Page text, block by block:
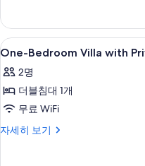
영
장
사
진
모
두
보
4
개,
전
수
영
자
세
히
One-
Bedroom
Villa
with
Private
Pool
2
One-Bedroom Villa with
2명
더블침대 1개
무료 WiFi
자세히 보기
One-